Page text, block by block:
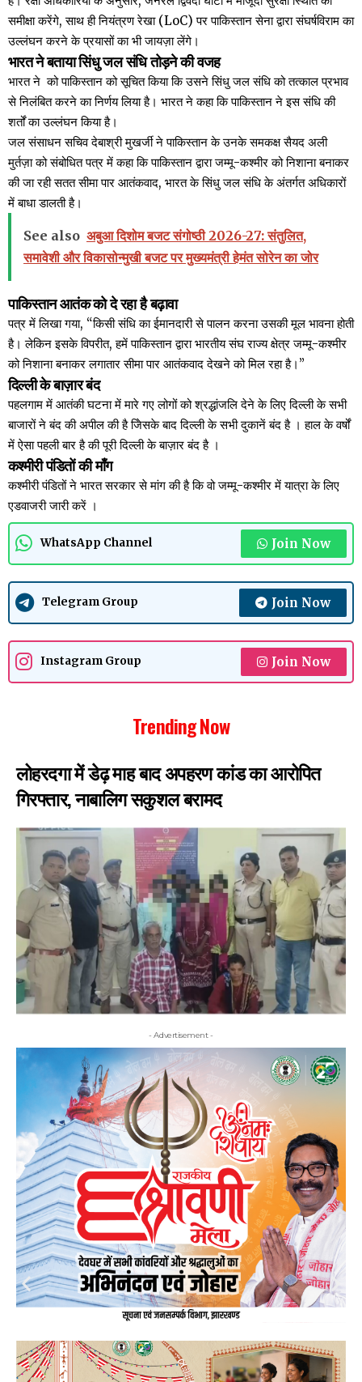
समीक्षा करेंगे, साथ ही नियंत्रण रेखा (LoC) पर पाकिस्तान सेना द्वारा संघर्षविराम का
उल्लंघन करने के प्रयासों का भी जायज़ा लेंगे।
भारत ने बताया सिंधु जल संधि तोड़ने की वजह
भारत ने को पाकिस्तान को सूचित किया कि उसने सिंधु जल संधि को तत्काल प्रभाव
से निलंबित करने का निर्णय लिया है। भारत ने कहा कि पाकिस्तान ने इस संधि की
शर्तों का उल्लंघन किया है।
जल संसाधन सचिव देबाश्री मुखर्जी ने पाकिस्तान के उनके समकक्ष सैयद अली
मुर्तज़ा को संबोधित पत्र में कहा कि पाकिस्तान द्वारा जम्मू-कश्मीर को निशाना बनाकर
की जा रही सतत सीमा पार आतंकवाद, भारत के सिंधु जल संधि के अंतर्गत अधिकारों
में बाधा डालती है।
See also अबुआ दिशोम बजट संगोष्ठी 2026-27: संतुलित,
समावेशी और विकासोन्मुखी बजट पर मुख्यमंत्री हेमंत सोरेन का जोर
पाकिस्तान आतंक को दे रहा है बढ़ावा
पत्र में लिखा गया, “किसी संधि का ईमानदारी से पालन करना उसकी मूल भावना होती
है। लेकिन इसके विपरीत, हमें पाकिस्तान द्वारा भारतीय संघ राज्य क्षेत्र जम्मू-कश्मीर
को निशाना बनाकर लगातार सीमा पार आतंकवाद देखने को मिल रहा है।”
दिल्ली के बाज़ार बंद
पहलगाम में आतंकी घटना में मारे गए लोगों को श्रद्धांजलि देने के लिए दिल्ली के सभी
बाजारों ने बंद की अपील की है जिेसके बाद दिल्ली के सभी दुकानें बंद है । हाल के वर्षों
में ऐसा पहली बार है की पूरी दिल्ली के बाज़ार बंद है ।
कश्मीरी पंडितों की माँग
कश्मीरी पंडितों ने भारत सरकार से मांग की है कि वो जम्मू-कश्मीर में यात्रा के लिए
एडवाजरी जारी करें ।
WhatsApp Channel Join Now
Telegram Group Join Now
Instagram Group Join Now
Trending Now
लोहरदगा में डेढ़ माह बाद अपहरण कांड का आरोपित
गिरफ्तार, नाबालिग सकुशल बरामद
- Advertisement -